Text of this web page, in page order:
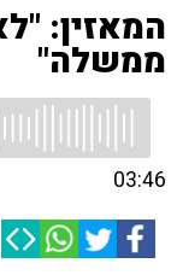
המאזין:
ממשלה"
03:46